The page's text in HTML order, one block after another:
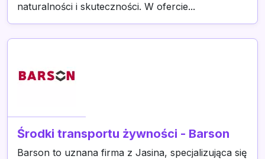
naturalności i skuteczności. W ofercie...
Środki transportu żywności - Barson
Barson to uznana firma z Jasina, specjalizująca się